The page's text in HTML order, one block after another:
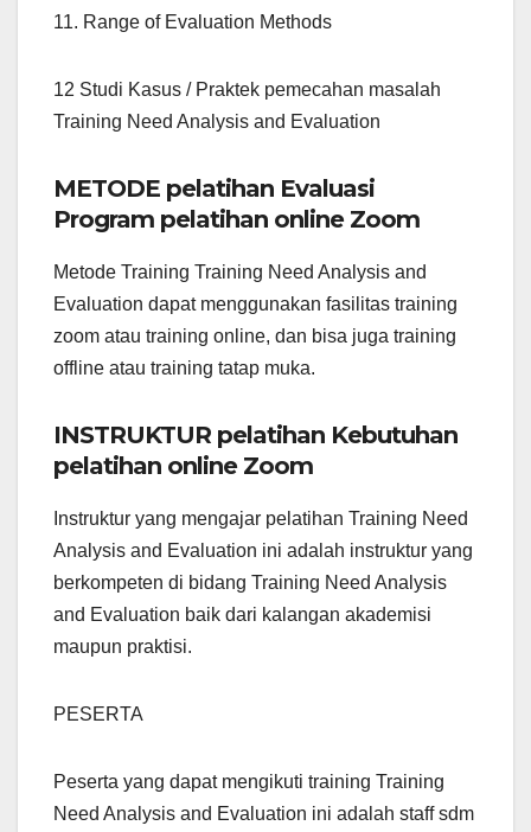
11. Range of Evaluation Methods
12 Studi Kasus / Praktek pemecahan masalah
Training Need Analysis and Evaluation
METODE pelatihan Evaluasi
Program pelatihan online Zoom
Metode Training Training Need Analysis and
Evaluation dapat menggunakan fasilitas training
zoom atau training online, dan bisa juga training
offline atau training tatap muka.
INSTRUKTUR pelatihan Kebutuhan
pelatihan online Zoom
Instruktur yang mengajar pelatihan Training Need
Analysis and Evaluation ini adalah instruktur yang
berkompeten di bidang Training Need Analysis
and Evaluation baik dari kalangan akademisi
maupun praktisi.
PESERTA
Peserta yang dapat mengikuti training Training
Need Analysis and Evaluation ini adalah staff sdm